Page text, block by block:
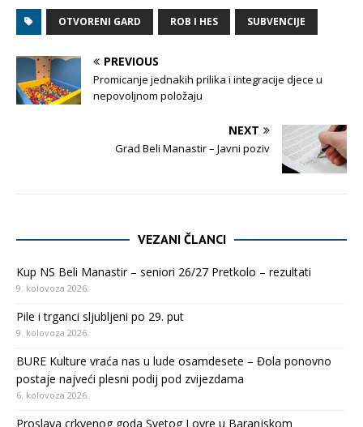
OTVORENI GARD ROB I HES SUBVENCIJE
PREVIOUS
Promicanje jednakih prilika i integracije djece u
nepovoljnom položaju
NEXT
Grad Beli Manastir – Javni poziv
VEZANI ČLANCI
Kup NS Beli Manastir – seniori 26/27 Pretkolo – rezultati
9. kolovoza 2026.
Pile i trganci sljubljeni po 29. put
9. kolovoza 2026.
BURE Kulture vraća nas u lude osamdesete – Đola ponovno
postaje najveći plesni podij pod zvijezdama
6. kolovoza 2026.
Proslava crkvenog goda Svetog Lovre u Baranjskom